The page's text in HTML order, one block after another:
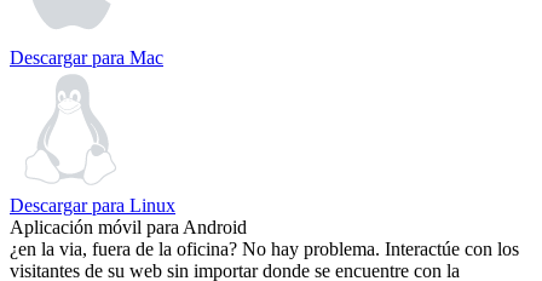
Descargar para Mac
Descargar para Linux
Aplicación móvil para Android
¿en la via, fuera de la oficina? No hay problema. Interactúe con los
visitantes de su web sin importar donde se encuentre con la